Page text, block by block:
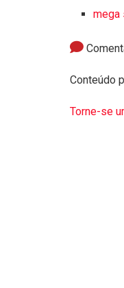
mega
Conteúdo
Torne-se